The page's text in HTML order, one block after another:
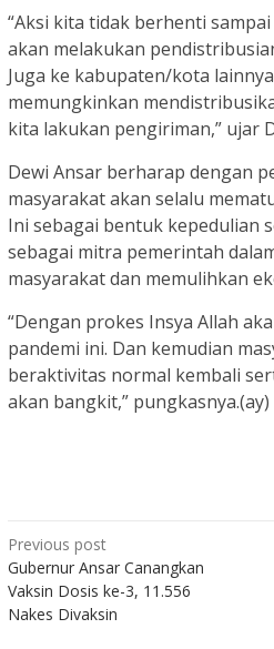
“Aksi kita tidak berhenti
akan melakukan
Juga ke kabupaten/kota
memungkinkan
kita lakukan pengiriman,” ujar
Dewi Ansar berharap dengan
masyarakat akan selalu
Ini sebagai bentuk kepedulian
sebagai mitra pemerintah
masyarakat dan memulihkan
“Dengan prokes Insya Allah
pandemi ini. Dan kemudian
beraktivitas normal kembali
akan bangkit,” pungkasnya.(ay)
Post
navigation
Previous post
Gubernur Ansar Canangkan
Vaksin Dosis ke-3, 11.556
Nakes Divaksin